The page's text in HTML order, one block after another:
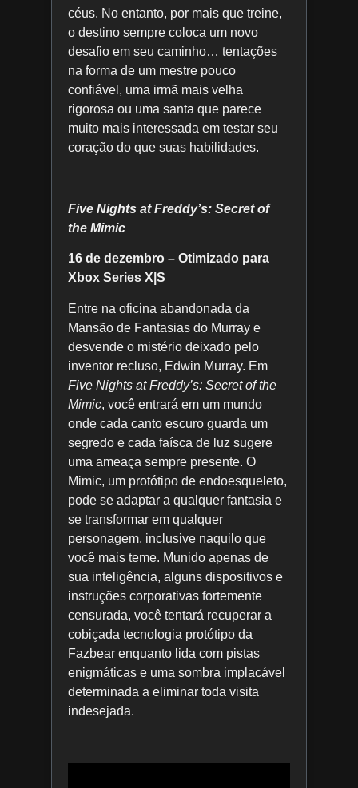
céus. No entanto, por mais que treine,
o destino sempre coloca um novo
desafio em seu caminho… tentações
na forma de um mestre pouco
confiável, uma irmã mais velha
rigorosa ou uma santa que parece
muito mais interessada em testar seu
coração do que suas habilidades.
Five Nights at Freddy’s: Secret of
the Mimic
16 de dezembro – Otimizado para
Xbox Series X|S
Entre na oficina abandonada da
Mansão de Fantasias do Murray e
desvende o mistério deixado pelo
inventor recluso, Edwin Murray. Em
Five Nights at Freddy’s: Secret of the
Mimic, você entrará em um mundo
onde cada canto escuro guarda um
segredo e cada faísca de luz sugere
uma ameaça sempre presente. O
Mimic, um protótipo de endoesqueleto,
pode se adaptar a qualquer fantasia e
se transformar em qualquer
personagem, inclusive naquilo que
você mais teme. Munido apenas de
sua inteligência, alguns dispositivos e
instruções corporativas fortemente
censurada, você tentará recuperar a
cobiçada tecnologia protótipo da
Fazbear enquanto lida com pistas
enigmáticas e uma sombra implacável
determinada a eliminar toda visita
indesejada.